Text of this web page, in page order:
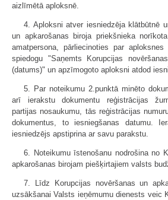
aizlīmētā aploksnē.
4. Aploksni atver iesniedzēja klātbūtnē
un apkarošanas biroja priekšnieka
amatpersona, pārliecinoties par
spiedogu "Saņemts Korupcijas
(datums)" un apzīmogoto aploksni atdod
5. Par noteikumu 2.punktā minēto
arī ierakstu dokumentu reģistrācijas
partijas nosaukumu, tās reģistrācijas
dokumentus, to iesniegšanas datumu.
iesniedzējs apstiprina ar savu parakstu.
6. Noteikumu īstenošanu nodrošina no
apkarošanas birojam piešķirtajiem valsts
7. Līdz Korupcijas novēršanas un
uzsākšanai Valsts ieņēmumu dienests veic